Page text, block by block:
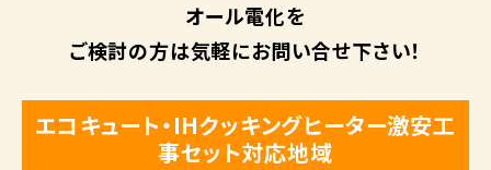
オール電化を
ご検討の方は気軽にお問い合せ下さい！
エコキュート・IHクッキングヒーター激安工
事セット対応地域